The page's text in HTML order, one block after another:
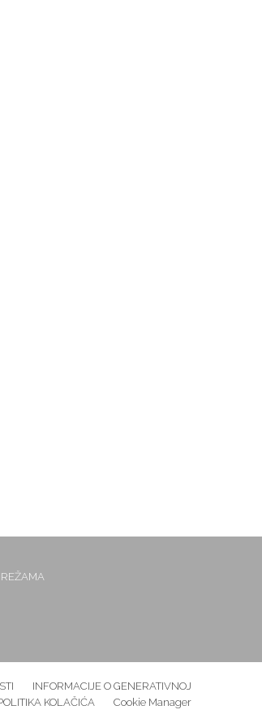
INFORMACIJE O GENERATIVNOJ
KOLAČIĆA Cookie Manager